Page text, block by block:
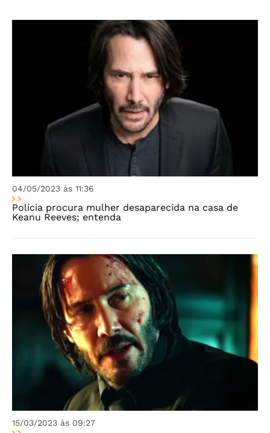
04/05/2023 às 11:36
Polícia procura mulher desaparecida na casa de
Keanu Reeves; entenda
15/03/2023 às 09:27